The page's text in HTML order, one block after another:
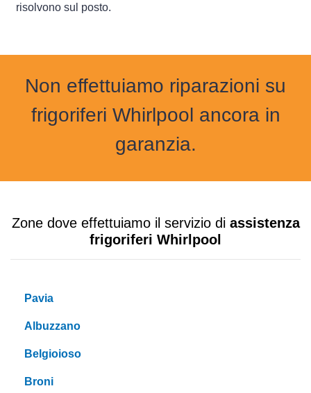
risolvono sul posto.
Non effettuiamo riparazioni su
frigoriferi Whirlpool ancora in
garanzia.
Zone dove effettuiamo il servizio di assistenza
frigoriferi Whirlpool
Pavia
Albuzzano
Belgioioso
Broni